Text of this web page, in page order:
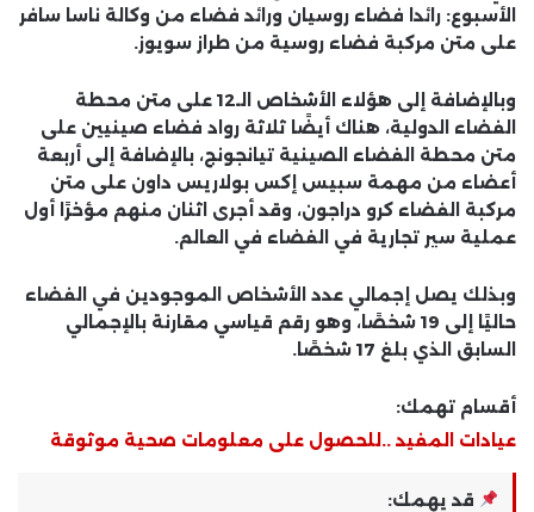
الأسبوع: رائدا فضاء روسيان ورائد فضاء من وكالة ناسا سافر
على متن مركبة فضاء روسية من طراز سويوز.
وبالإضافة إلى هؤلاء الأشخاص الـ12 على متن محطة
الفضاء الدولية، هناك أيضًا ثلاثة رواد فضاء صينيين على
متن محطة الفضاء الصينية تيانجونج، بالإضافة إلى أربعة
أعضاء من مهمة سبيس إكس بولاريس داون على متن
مركبة الفضاء كرو دراجون، وقد أجرى اثنان منهم مؤخرًا أول
عملية سير تجارية في الفضاء في العالم.
وبذلك يصل إجمالي عدد الأشخاص الموجودين في الفضاء
حاليًا إلى 19 شخصًا، وهو رقم قياسي مقارنة بالإجمالي
السابق الذي بلغ 17 شخصًا.
أقسام تهمك:
عيادات المفيد ..للحصول على معلومات صحية موثوقة
قد يهمك: